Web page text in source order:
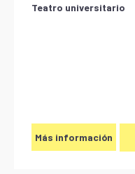
Teatro universitario
Más información